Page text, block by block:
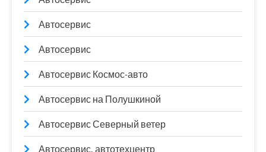
Автосервис
Автосервис
Автосервис Космос-авто
Автосервис на Полушкиной
Автосервис Северный ветер
Автосервис, автотехцентр